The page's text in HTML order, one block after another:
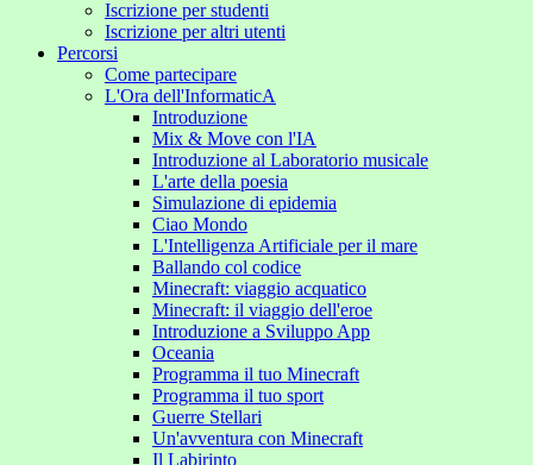
Iscrizione per studenti
Iscrizione per altri utenti
Percorsi
Come partecipare
L'Ora dell'InformaticA
Introduzione
Mix & Move con l'IA
Introduzione al Laboratorio musicale
L'arte della poesia
Simulazione di epidemia
Ciao Mondo
L'Intelligenza Artificiale per il mare
Ballando col codice
Minecraft: viaggio acquatico
Minecraft: il viaggio dell'eroe
Introduzione a Sviluppo App
Oceania
Programma il tuo Minecraft
Programma il tuo sport
Guerre Stellari
Un'avventura con Minecraft
Il Labirinto